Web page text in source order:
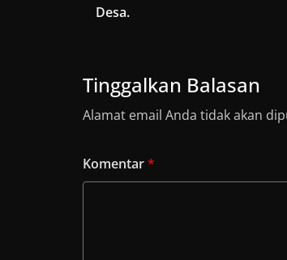
Desa.
Tinggalkan Balasan
Alamat email Anda tidak akan
Komentar*